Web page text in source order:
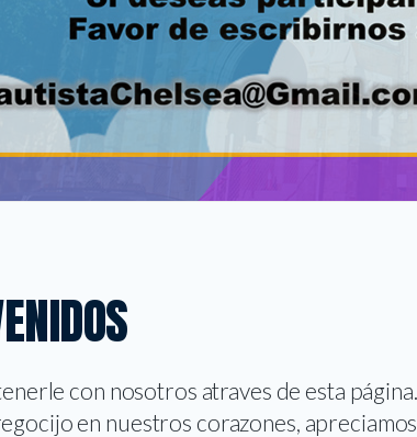
con nosotros atraves de esta
en nuestros corazones,